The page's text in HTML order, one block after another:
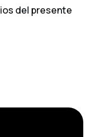
del presente